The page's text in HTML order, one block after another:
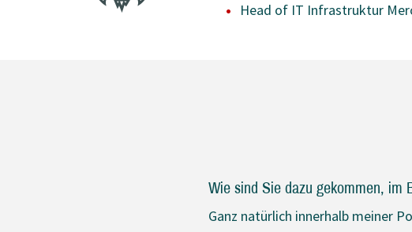
Head of IT Infrastruktur
Wie sind Sie dazu gekommen, im
Ganz natürlich innerhalb meiner